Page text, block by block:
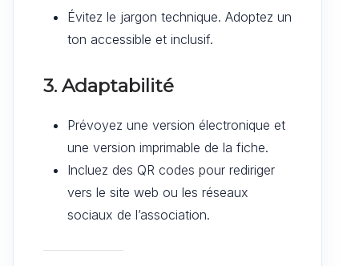
Évitez le jargon technique. Adoptez un
ton accessible et inclusif.
3. Adaptabilité
Prévoyez une version électronique et
une version imprimable de la fiche.
Incluez des QR codes pour rediriger
vers le site web ou les réseaux
sociaux de l’association.